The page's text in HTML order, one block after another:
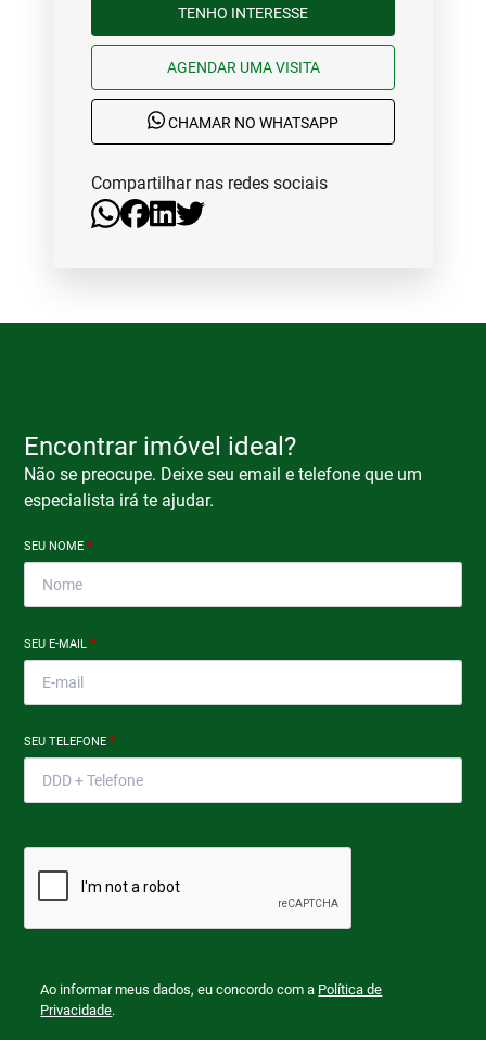
TENHO INTERESSE
AGENDAR UMA VISITA
CHAMAR NO WHATSAPP
Compartilhar nas redes sociais
Encontrar imóvel ideal?
Não se preocupe. Deixe seu email e telefone que um
especialista irá te ajudar.
SEU NOME*
SEU E-MAIL*
SEU TELEFONE*
Ao informar meus dados, eu concordo com a Política de
Privacidade.